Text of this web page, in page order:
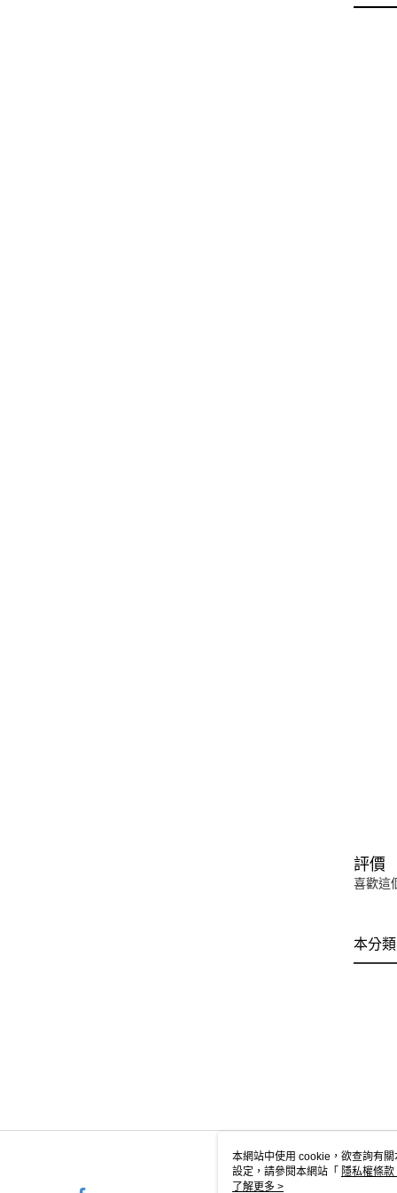
評價
喜歡這
本分
本網站中使用 cookie，欲查詢有
設定，請參閱本網站「 隱私權條款
使用 cookie。
了解更多 >